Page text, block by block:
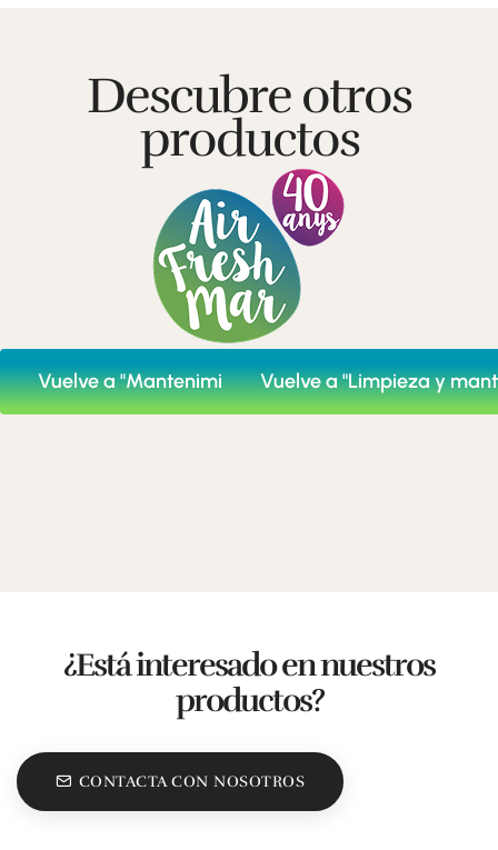
Descubre otros
productos
Vuelve a "Mantenimiento del coche"
Vuelve a "Limpieza y
¿Está interesado en nuestros
productos?
CONTACTA CON NOSOTROS